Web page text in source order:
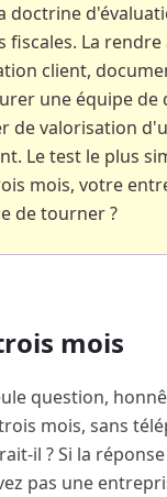
doctrine
fiscales. La
client,
une équipe de
de valorisation
Le test le plus
mois, votre
de tourner ?
mois
question,
mois, sans
il ? Si la
pas une